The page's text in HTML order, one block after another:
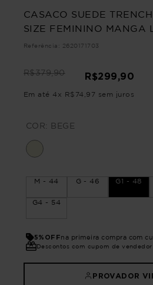
CASACO SUEDE
SIZE FEMININO MANGA
Referência : 2620171703
R$379,90 R$299,90
Em até 4 x R$ 74 97 sem juros
COR: BEGE
M - 44 G - 46 G1 - 48
G4 - 54
5%OFFna primeira compra com
Descontos com cupom de vendedor
PROVADOR